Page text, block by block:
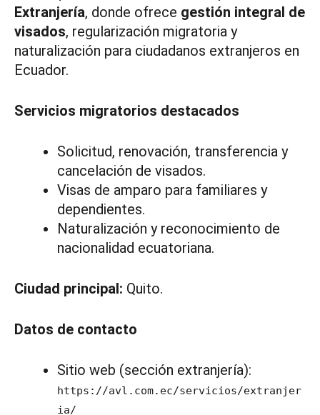
Extranjería, donde ofrece gestión integral de
visados, regularización migratoria y
naturalización para ciudadanos extranjeros en
Ecuador.
Servicios migratorios destacados
Solicitud, renovación, transferencia y
cancelación de visados.
Visas de amparo para familiares y
dependientes.
Naturalización y reconocimiento de
nacionalidad ecuatoriana.
Ciudad principal: Quito.
Datos de contacto
Sitio web (sección extranjería):
https://avl.com.ec/servicios/extranjer
ia/